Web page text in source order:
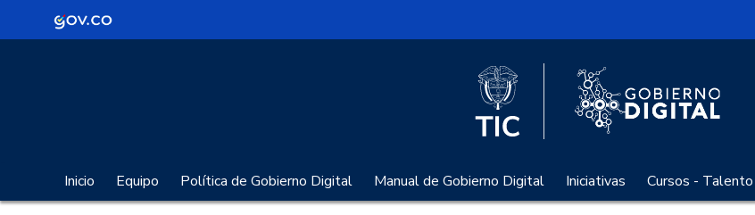
Logo Gobierno de Colombia
Logo del Ministerio TIC
Inicio Equipo Política de Gobierno Digital Manual de Gobierno Digital Iniciativas Cursos -